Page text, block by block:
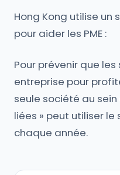
Hong Kong utilise un
pour aider les PME :
Pour prévenir que
entreprise pour
seule société au
liées » peut utiliser
chaque année.